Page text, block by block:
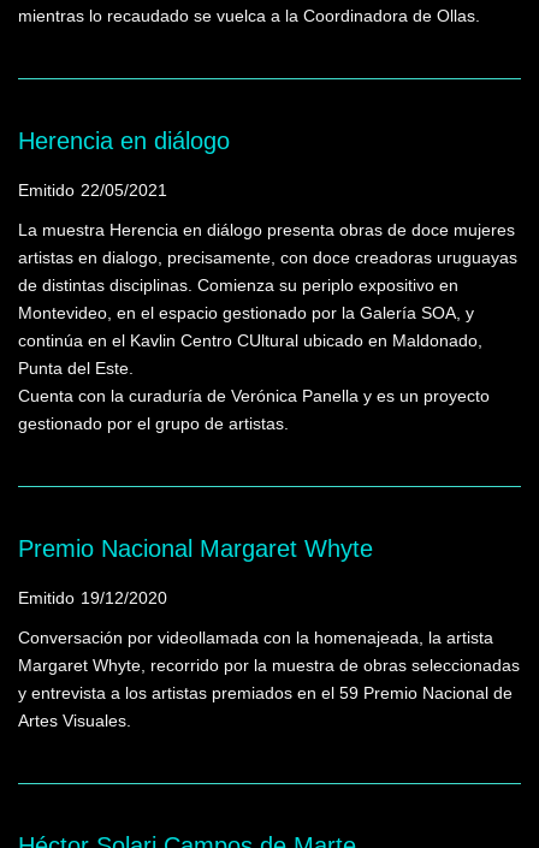
mientras lo recaudado se vuelca a la Coordinadora de Ollas.
Herencia en diálogo
Emitido 22/05/2021
La muestra Herencia en diálogo presenta obras de doce mujeres
artistas en dialogo, precisamente, con doce creadoras uruguayas
de distintas disciplinas. Comienza su periplo expositivo en
Montevideo, en el espacio gestionado por la Galería SOA, y
continúa en el Kavlin Centro CUltural ubicado en Maldonado,
Punta del Este.
Cuenta con la curaduría de Verónica Panella y es un proyecto
gestionado por el grupo de artistas.
Premio Nacional Margaret Whyte
Emitido 19/12/2020
Conversación por videollamada con la homenajeada, la artista
Margaret Whyte, recorrido por la muestra de obras seleccionadas
y entrevista a los artistas premiados en el 59 Premio Nacional de
Artes Visuales.